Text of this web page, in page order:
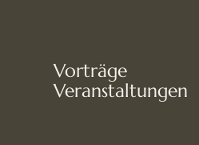
Vorträge
Veranstaltungen